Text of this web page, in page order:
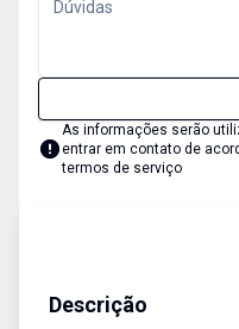
As informações serão
entrar em contato de
termos de serviço
Descrição